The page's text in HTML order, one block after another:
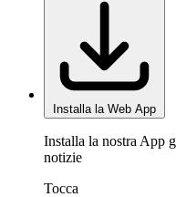
Installa la Web App
Installa la nostra App
notizie
Tocca